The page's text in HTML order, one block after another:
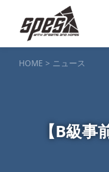
那須矢の目ダム湖
ツアー＆料金プラン
フォト＆ムービー
塩原渓谷 カヌー / 遊覧
スノーボードスクール
HOME > ニュース
【B級事